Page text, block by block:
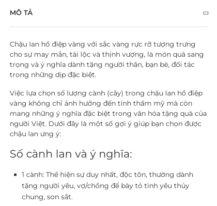
MÔ TẢ
Chậu lan hồ điệp vàng với sắc vàng rực rỡ tượng trưng
cho sự may mắn, tài lộc và thịnh vượng, là món quà sang
trọng và ý nghĩa dành tặng người thân, bạn bè, đối tác
trong những dịp đặc biệt.
Việc lựa chọn số lượng cành (cây) trong chậu lan hồ điệp
vàng không chỉ ảnh hưởng đến tính thẩm mỹ mà còn
mang những ý nghĩa đặc biệt trong văn hóa tặng quà của
người Việt. Dưới đây là một số gợi ý giúp bạn chọn được
chậu lan ưng ý:
Số cành lan và ý nghĩa:
1 cành: Thể hiện sự duy nhất, độc tôn, thường dành
tặng người yêu, vợ/chồng để bày tỏ tình yêu thủy
chung, son sắt.